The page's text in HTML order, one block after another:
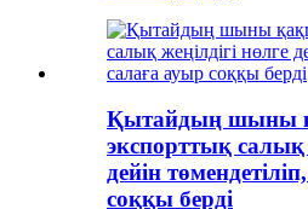
Қытайдың шыны
экспорттық салық
дейін
соққы берді